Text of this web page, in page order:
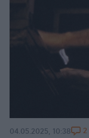
04.05.2025, 10:38 2